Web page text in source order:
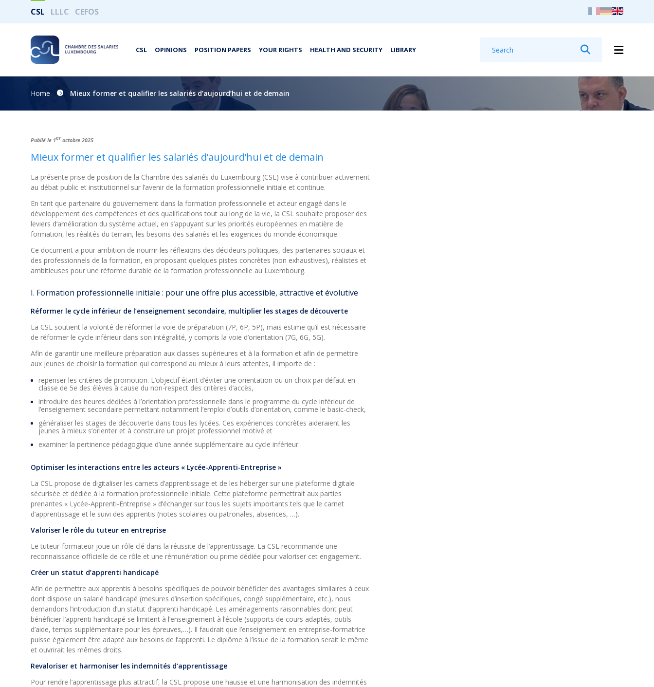
CSL LLLC CEFOS
CSL OPINIONS POSITION PAPERS YOUR RIGHTS HEALTH AND SECURITY LIBRARY
Home Mieux former et qualifier les salariés d’aujourd’hui et de demain
Publié le 1er octobre 2025
Mieux former et qualifier les salariés d’aujourd’hui et de demain
La présente prise de position de la Chambre des salariés du Luxembourg (CSL) vise à contribuer activement
au débat public et institutionnel sur l’avenir de la formation professionnelle initiale et continue.
En tant que partenaire du gouvernement dans la formation professionnelle et acteur engagé dans le
développement des compétences et des qualifications tout au long de la vie, la CSL souhaite proposer des
leviers d’amélioration du système actuel, en s’appuyant sur les priorités européennes en matière de
formation, les réalités du terrain, les besoins des salariés et les exigences du monde économique.
Ce document a pour ambition de nourrir les réflexions des décideurs politiques, des partenaires sociaux et
des professionnels de la formation, en proposant quelques pistes concrètes (non exhaustives), réalistes et
ambitieuses pour une réforme durable de la formation professionnelle au Luxembourg.
I. Formation professionnelle initiale : pour une offre plus accessible, attractive et évolutive
Réformer le cycle inférieur de l’enseignement secondaire, multiplier les stages de découverte
La CSL soutient la volonté de réformer la voie de préparation (7P, 6P, 5P), mais estime qu’il est nécessaire
de réformer le cycle inférieur dans son intégralité, y compris la voie d’orientation (7G, 6G, 5G).
Afin de garantir une meilleure préparation aux classes supérieures et à la formation et afin de permettre
aux jeunes de choisir la formation qui correspond au mieux à leurs attentes, il importe de :
repenser les critères de promotion. L’objectif étant d’éviter une orientation ou un choix par défaut en
classe de 5e des élèves à cause du non-respect des critères d’accès,
introduire des heures dédiées à l’orientation professionnelle dans le programme du cycle inférieur de
l’enseignement secondaire permettant notamment l’emploi d’outils d’orientation, comme le basic-check,
généraliser les stages de découverte dans tous les lycées. Ces expériences concrètes aideraient les
jeunes à mieux s’orienter et à construire un projet professionnel motivé et
examiner la pertinence pédagogique d’une année supplémentaire au cycle inférieur.
Optimiser les interactions entre les acteurs « Lycée-Apprenti-Entreprise »
La CSL propose de digitaliser les carnets d’apprentissage et de les héberger sur une plateforme digitale
sécurisée et dédiée à la formation professionnelle initiale. Cette plateforme permettrait aux parties
prenantes « Lycée-Apprenti-Entreprise » d’échanger sur tous les sujets importants tels que le carnet
d’apprentissage et le suivi des apprentis (notes scolaires ou patronales, absences, …).
Valoriser le rôle du tuteur en entreprise
Le tuteur-formateur joue un rôle clé dans la réussite de l’apprentissage. La CSL recommande une
reconnaissance officielle de ce rôle et une rémunération ou prime dédiée pour valoriser cet engagement.
Créer un statut d’apprenti handicapé
Afin de permettre aux apprentis à besoins spécifiques de pouvoir bénéficier des avantages similaires à ceux
dont dispose un salarié handicapé (mesures d’insertion spécifiques, congé supplémentaire, etc.), nous
demandons l’introduction d’un statut d’apprenti handicapé. Les aménagements raisonnables dont peut
bénéficier l’apprenti handicapé se limitent à l’enseignement à l’école (supports de cours adaptés, outils
d’aide, temps supplémentaire pour les épreuves,…). Il faudrait que l’enseignement en entreprise-formatrice
puisse également être adapté aux besoins de l’apprenti. Le diplôme à l’issue de la formation serait le même
et ouvrirait les mêmes droits.
Revaloriser et harmoniser les indemnités d’apprentissage
Pour rendre l’apprentissage plus attractif, la CSL propose une hausse et une harmonisation des indemnités